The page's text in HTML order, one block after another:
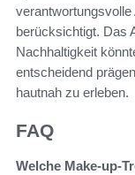
berücksichtigt. Das
Nachhaltigkeit
entscheidend
hautnah zu erleben.
FAQ
Welche Make-up-